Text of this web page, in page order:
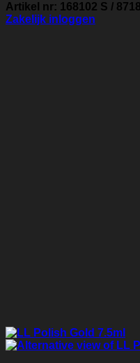
Artikel nr: 168102 S /
Zakelijk inloggen